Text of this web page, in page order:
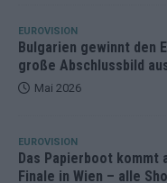
EUROVISION
Bulgarien gewinnt den
große Abschlussbild
Mai 2026
EUROVISION
Das Papierboot kommt
Finale in Wien – alle